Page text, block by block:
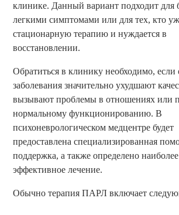
клинике. Данный вариант подходит для
легкими симптомами или для тех, кто
стационарную терапию и нуждается в
восстановлении.
Обратиться в клинику необходимо,
заболевания значительно ухудшают
вызывают проблемы в отношениях или
нормальному функционированию. В
психоневрологическом медцентре будет
предоставлена специализированная
поддержка, а также определено наиболее
эффективное лечение.
Обычно терапия ПАРЛ включает